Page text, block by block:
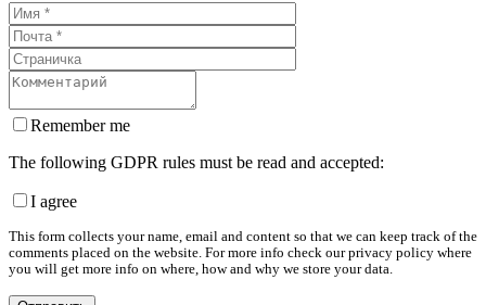
Remember me
The following GDPR rules must be read and accepted:
I agree
This form collects your name, email and content so that we can keep track of the
comments placed on the website. For more info check our privacy policy where
you will get more info on where, how and why we store your data.